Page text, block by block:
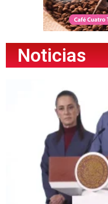
Noticias